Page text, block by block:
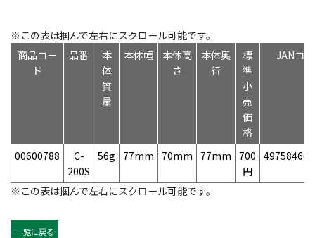
※この表は掴んで左右にスクロール可能です。
商品コー
ド
品番
本
体
質
量
本体幅
本体高
さ
本体奥
行
標
準
小
売
価
格
JANコ
00600788
C-
200S
56g 77mm 70mm 77mm
700
円
※この表は掴んで左右にスクロール可能です。
一覧に戻る